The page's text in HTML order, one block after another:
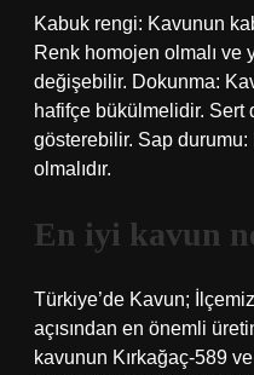
Kabuk rengi: Kavunun
Renk homojen olmalı ve
değişebilir. Dokunma:
hafifçe bükülmelidir. Sert
gösterebilir. Sap durumu:
olmalıdır.
En iyi kavun
Türkiye’de Kavun;
açısından en önemli
kavunun Kırkağaç-589